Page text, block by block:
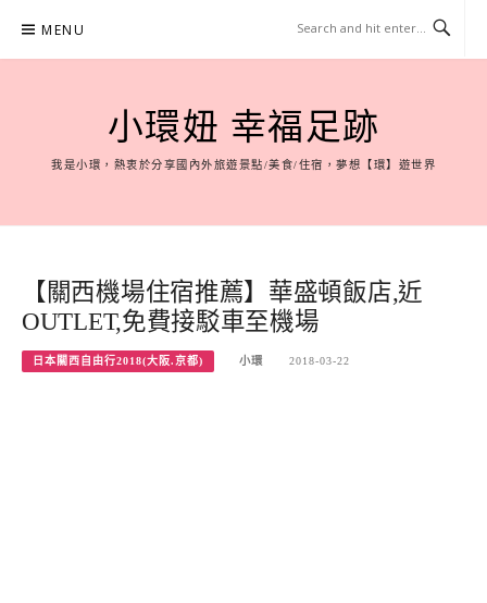
content
MENU
小環妞 幸福足跡
我是小環，熱衷於分享國內外旅遊景點/美食/住宿，夢想【環】遊世界
【關西機場住宿推薦】華盛頓飯店,近
OUTLET,免費接駁車至機場
日本關西自由行2018(大阪.京都) 小環 2018-03-22